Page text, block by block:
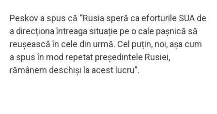
Peskov a spus că “Rusia speră ca eforturile SUA de
a direcționa întreaga situație pe o cale pașnică să
reușească în cele din urmă. Cel puțin, noi, așa cum
a spus în mod repetat președintele Rusiei,
rămânem deschiși la acest lucru”.